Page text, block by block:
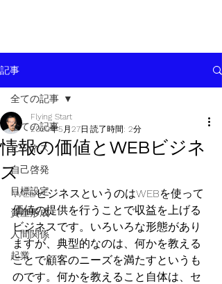
記事
全ての記事
ビジネス
自己啓発
目標設定
資産形成
人間関係
起業
全ての記事
情報の価値とWEBビジネ
ス
Flying Start
2020年5月27日 読了時間: 2分
WEBビジネスというのはWEBを使って
価値の提供を行うことで収益を上げる
ビジネスです。いろいろな形態があり
ますが、典型的なのは、何かを教える
ことで顧客のニーズを満たすというも
のです。何かを教えること自体は、セ